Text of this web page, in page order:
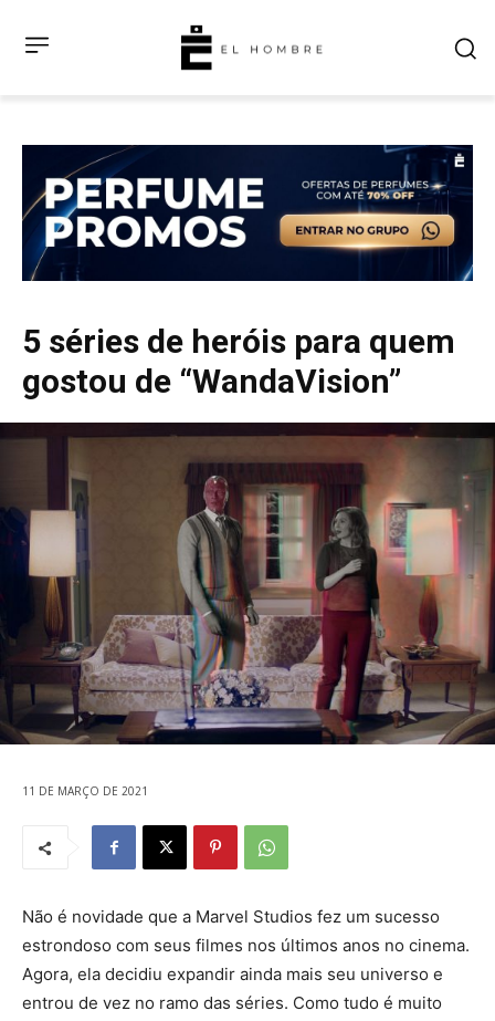
5 séries de heróis para quem
gostou de “WandaVision”
11 DE MARÇO DE 2021
Não é novidade que a Marvel Studios fez um sucesso
estrondoso com seus filmes nos últimos anos no cinema.
Agora, ela decidiu expandir ainda mais seu universo e
entrou de vez no ramo das séries. Como tudo é muito